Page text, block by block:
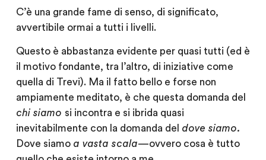
C’è una grande fame di senso, di significato,
avvertibile ormai a tutti i livelli.
Questo è abbastanza evidente per quasi tutti (ed è
il motivo fondante, tra l’altro, di iniziative come
quella di Trevi). Ma il fatto bello e forse non
ampiamente meditato, è che questa domanda del
chi siamo si incontra e si ibrida quasi
inevitabilmente con la domanda del dove siamo.
Dove siamo a vasta scala— ovvero cosa è tutto